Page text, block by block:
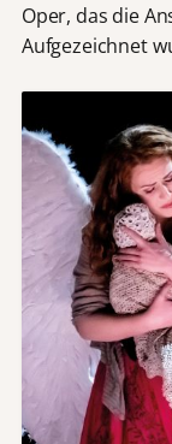
Oper, das die
Aufgezeichnet